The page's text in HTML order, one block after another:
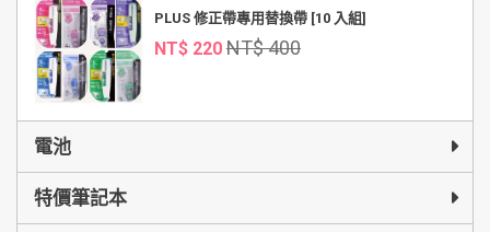
PLUS 修正帶專用替換帶 [10 入組]
NT$ 220 NT$ 400
電池
特價筆記本